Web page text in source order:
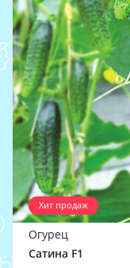
Хит продаж
Огурец
Сатина F1